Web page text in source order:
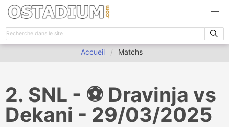
Accueil Matchs
2. SNL - ⚽️ Dravinja vs
Dekani - 29/03/2025